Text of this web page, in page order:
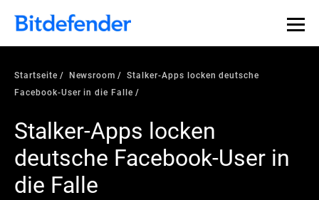
Startseite Newsroom
Stalker-Apps locken deutsche
Facebook-User in die Falle
Stalker-Apps locken
deutsche Facebook-User in
die Falle